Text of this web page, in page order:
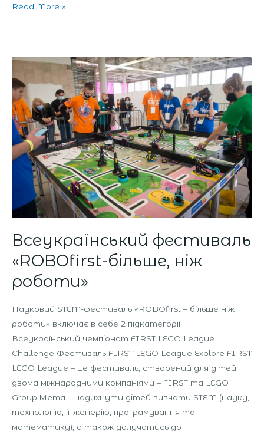
Read More »
Всеукраїнський фестиваль
«ROBOfirst-більше, ніж
роботи»
Науковий STEM-фестиваль «ROBОfirst – більше ніж
роботи» включає в себе 2 підкатегорії:
Всеукраїнський чемпіонат FIRST LEGO League
Challenge Фестиваль FIRST LEGO League Explore FIRST
LEGO League – це фестиваль, створений для дітей
двома міжнародними компаніями – FIRST та LEGO
Group.Мета – надихнути дітей вивчати STEM (науку,
технологію, інженерію, програмування та
математику), а також долучатись до
Всеукраїнський
фестиваль
«ROBOfirst-
більше,
ніж
роботи»